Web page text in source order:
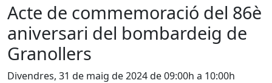
Acte de commemoració del 86è
aniversari del bombardeig de
Granollers
Divendres, 31 de maig de 2024 de 09:00h a 10:00h